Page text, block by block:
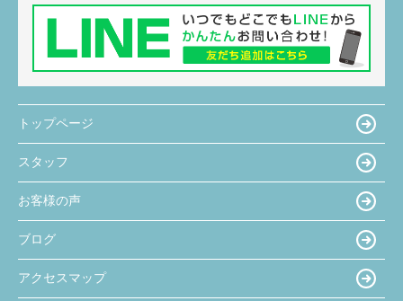
トップページ
スタッフ
お客様の声
ブログ
アクセスマップ